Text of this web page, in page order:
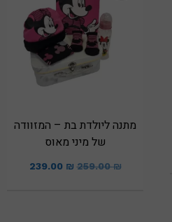
מתנה ליולדת בת – המזוודה
של מיני מאוס
259.00₪
239.00 ₪